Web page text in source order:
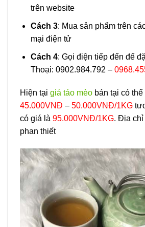
trên website
Cách 3: Mua sản phẩm trên
mại điện tử
Cách 4: Gọi điện tiếp đến để
Thoại: 0902.984.792 –
Hiện tại giá táo mèo bán tại có
45.000VNĐ – 50.000VNĐ/1KG
có giá là 95.000VNĐ/1KG. Địa chỉ
phan thiết